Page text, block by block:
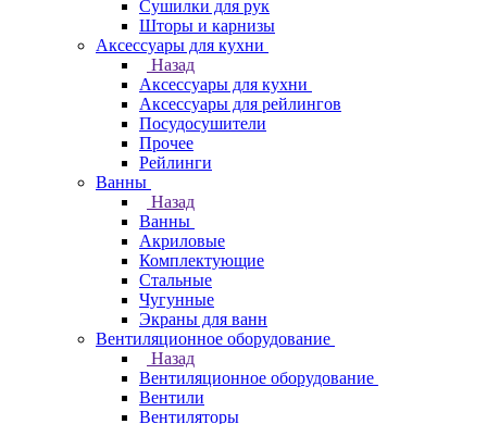
Сушилки для рук
Шторы и карнизы
Аксессуары для кухни
Назад
Аксессуары для кухни
Аксессуары для рейлингов
Посудосушители
Прочее
Рейлинги
Ванны
Назад
Ванны
Акриловые
Комплектующие
Стальные
Чугунные
Экраны для ванн
Вентиляционное оборудование
Назад
Вентиляционное оборудование
Вентили
Вентиляторы